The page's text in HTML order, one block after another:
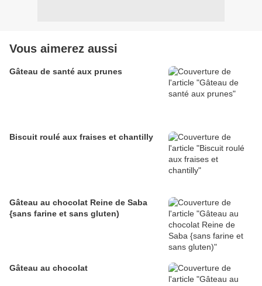
Vous aimerez aussi
Gâteau de santé aux prunes
Biscuit roulé aux fraises et chantilly
Gâteau au chocolat Reine de Saba
{sans farine et sans gluten)
Gâteau au chocolat